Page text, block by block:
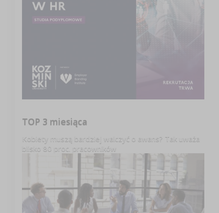
TOP 3 miesiąca
Kobiety muszą bardziej walczyć o awans? Tak uważa
blisko 80 proc. pracowników